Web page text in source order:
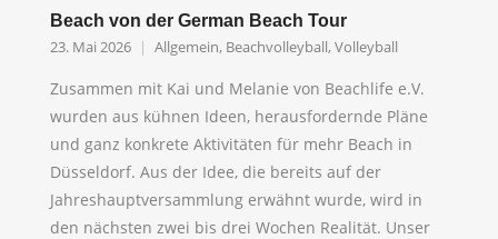
Beach von der German Beach Tour
23. Mai 2026 Allgemein, Beachvolleyball, Volleyball
Zusammen mit Kai und Melanie von Beachlife e.V.
wurden aus kühnen Ideen, herausfordernde Pläne
und ganz konkrete Aktivitäten für mehr Beach in
Düsseldorf. Aus der Idee, die bereits auf der
Jahreshauptversammlung erwähnt wurde, wird in
den nächsten zwei bis drei Wochen Realität. Unser